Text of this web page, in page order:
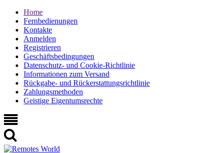
Home
Fernbedienungen
Kontakte
Anmelden
Registrieren
Geschäftsbedingungen
Datenschutz- und Cookie-Richtlinie
Informationen zum Versand
Rückgabe- und Rückerstattungsrichtlinie
Zahlungsmethoden
Geistige Eigentumsrechte